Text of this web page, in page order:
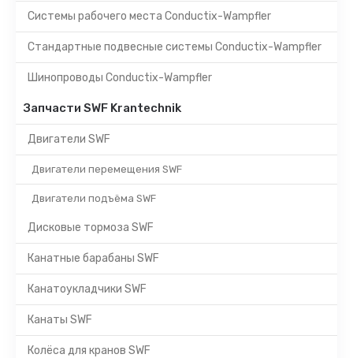
Системы рабочего места Conductix-Wampfler
Стандартные подвесные системы Conductix-Wampfler
Шинопроводы Conductix-Wampfler
Запчасти SWF Krantechnik
Двигатели SWF
Двигатели перемещения SWF
Двигатели подъёма SWF
Дисковые тормоза SWF
Канатные барабаны SWF
Канатоукладчики SWF
Канаты SWF
Колёса для кранов SWF